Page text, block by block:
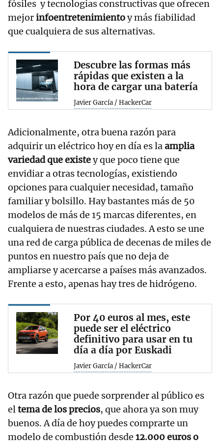
fósiles y tecnologías constructivas que ofrecen
mejorinfoentretenimientoy más fiabilidad
que cualquiera de sus alternativas.
Descubre las formas más
rápidas que existen a la
hora de cargar una batería
Javier García / HackerCar
Adicionalmente, otra buena razón para
adquirir un eléctrico hoy en día es laamplia
variedad que existey que poco tiene que
envidiar a otras tecnologías, existiendo
opciones para cualquier necesidad, tamaño
familiar y bolsillo. Hay bastantes más de 50
modelos de más de 15 marcas diferentes, en
cualquiera de nuestras ciudades. A esto se une
una red de carga pública de decenas de miles de
puntos en nuestro país que no deja de
ampliarse y acercarse a países más avanzados.
Frente a esto, apenas hay tres de hidrógeno.
Por 40 euros al mes, este
puede ser el eléctrico
definitivo para usar en tu
día a día por Euskadi
Javier García / HackerCar
Otra razón que puede sorprender al público es
eltema de los precios, que ahora ya son muy
buenos. A día de hoy puedes comprarte un
modelo de combustión desde 12.000 euros o